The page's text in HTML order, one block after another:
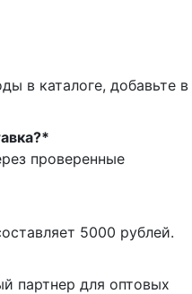
в каталоге, добавьте в
проверенные
5000 рублей.
партнер для оптовых